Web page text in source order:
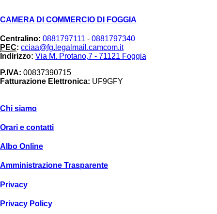
CAMERA DI COMMERCIO DI FOGGIA
Centralino: 0881797111 - 0881797340
PEC: cciaa@fg.legalmail.camcom.it
Indirizzo: Via M. Protano,7 - 71121 Foggia
P.IVA: 00837390715
Fatturazione Elettronica: UF9GFY
menu
Chi siamo
Orari e contatti
Albo Online
Amministrazione Trasparente
Privacy
Privacy Policy